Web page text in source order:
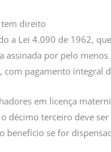
direito
a Lei 4.090 de 1962,
assinada por pelo
com pagamento integral
em licença
o décimo terceiro deve
benefício se for